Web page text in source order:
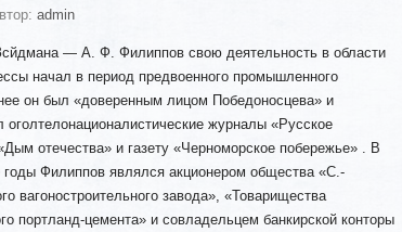
admin
— А. Ф. Филиппов свою деятельность в области
начал в период предвоенного промышленного
он был «доверенным лицом Победоносцева» и
оголтелонационалистические журналы «Русское
отечества» и газету «Черноморское побережье» . В
годы Филиппов являлся акционером общества «С.-
вагоностроительного завода», «Товарищества
портланд-цемента» и совладельцем банкирской конторы